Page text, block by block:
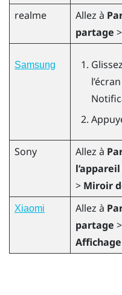
realme
Allez à
partage >
Samsung
Sony Allez à
l’appareil
> Miroir
Xiaomi Allez à
partage >